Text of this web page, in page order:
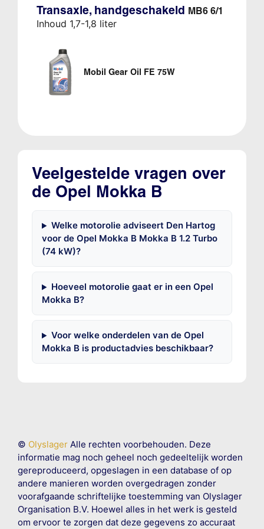
Transaxle, handgeschakeld MB6 6/1
Inhoud 1,7-1,8 liter
Mobil Gear Oil FE 75W
Veelgestelde vragen over
de Opel Mokka B
Welke motorolie adviseert Den Hartog
voor de Opel Mokka B Mokka B 1.2 Turbo
(74 kW)?
Hoeveel motorolie gaat er in een Opel
Mokka B?
Voor welke onderdelen van de Opel
Mokka B is productadvies beschikbaar?
© OlyslagerAlle rechten voorbehouden. Deze
informatie mag noch geheel noch gedeeltelijk worden
gereproduceerd, opgeslagen in een database of op
andere manieren worden overgedragen zonder
voorafgaande schriftelijke toestemming van Olyslager
Organisation B.V. Hoewel alles in het werk is gesteld
om ervoor te zorgen dat deze gegevens zo accuraat